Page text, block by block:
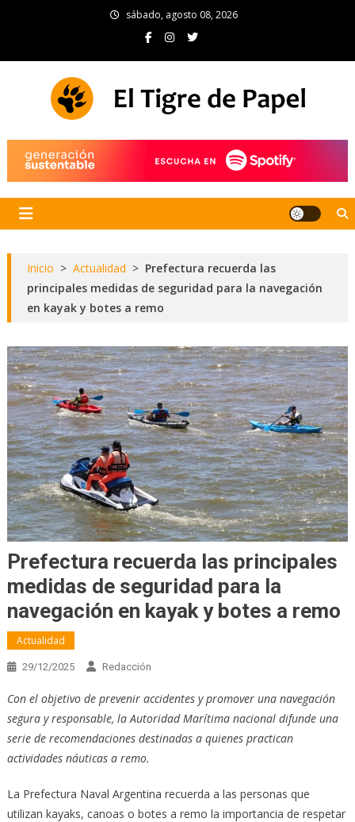
sábado, agosto 08, 2026
Inicio > Actualidad > Prefectura recuerda las
principales medidas de seguridad para la navegación
en kayak y botes a remo
Prefectura recuerda las principales
medidas de seguridad para la
navegación en kayak y botes a remo
Actualidad
29/12/2025 Redacción
Con el objetivo de prevenir accidentes y promover una navegación
segura y responsable, la Autoridad Marítima nacional difunde una
serie de recomendaciones destinadas a quienes practican
actividades náuticas a remo.
La Prefectura Naval Argentina recuerda a las personas que
utilizan kayaks, canoas o botes a remo la importancia de respetar